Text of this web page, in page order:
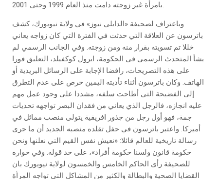
بامرأة غير زوجته دامت منذ العام 1999 وحتى 2001.
وباعتراف لصحيفة «الدايلي نيوز» في ولاية نيويورك، كشف
باترسون عن العلاقة التي حدثت في الفترة التي كان زواجه يعاني
خللا تم تسويته بقرار منه ومن زوجته. وفي الجانب الرسمي لم
يشأ المتحدث الرسمي في الحكومة، ايرول كوكفيلد، التعليق فورا
على هذه التصريحات، رافضا الإجابة على الرسائل البريدية أو
الهاتف. وكان باترسون أثناء تأديته اليمين حرص على عدم التطرق
إلى الفضيحة التي أطاحت سلفه، مشددا على وجود عمل مهم
عليه انجازه، فالرجل الذي يعاني من فقدان البصر تواجهه تحديات
جمة، فهو أول رجل من جذور افريقية يتولى منصب مماثل في
أميركا. واعتبر باترسون في حفل تقلده منصبه الجديد أن ما جرى
رسالة تاريخية للعالم قائلا: «نعيش نفس القيم التي نعلنها ونحن
حكومة قانون ولسنا حكومة أفراد»، على حد قوله. وفي حواره
للصحيفة رأى الحاكم الخامس والخمسون لولاية نيويورك بان
القضايا الصحية والبطالة والكثير من المشاكل التي تواجه المرأة